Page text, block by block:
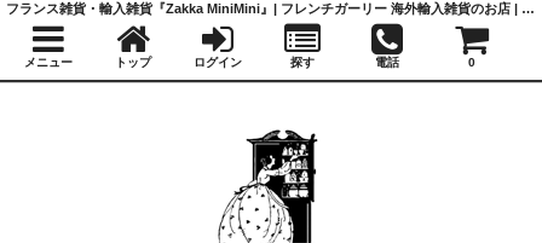
フランス雑貨・輸入雑貨『Zakka MiniMini』| フレンチガーリー 海外輸入雑貨のお店 | かわいい雑貨 | 蚤の市 | アンティーク
メニュー トップ ログイン 探す 電話 0